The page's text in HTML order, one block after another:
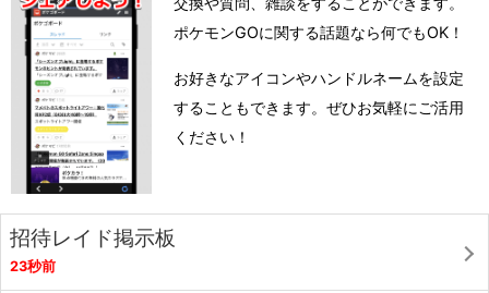
ポケモンGOに関する話題なら何でもOK！
お好きなアイコンやハンドルネームを設定
することもできます。ぜひお気軽にご活用
ください！
招待レイド掲示板
23秒前